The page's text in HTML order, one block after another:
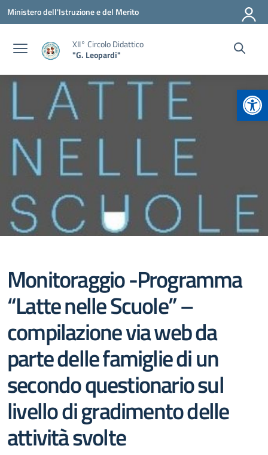
Vai ai contenuti
Vai al menu di navigazione
Vai al footer
Ministero dell'Istruzione e del Merito
XII° Circolo Didattico
"G. Leopardi"
Monitoraggio -Programma
“Latte nelle Scuole” –
compilazione via web da
parte delle famiglie di un
secondo questionario sul
livello di gradimento delle
attività svolte